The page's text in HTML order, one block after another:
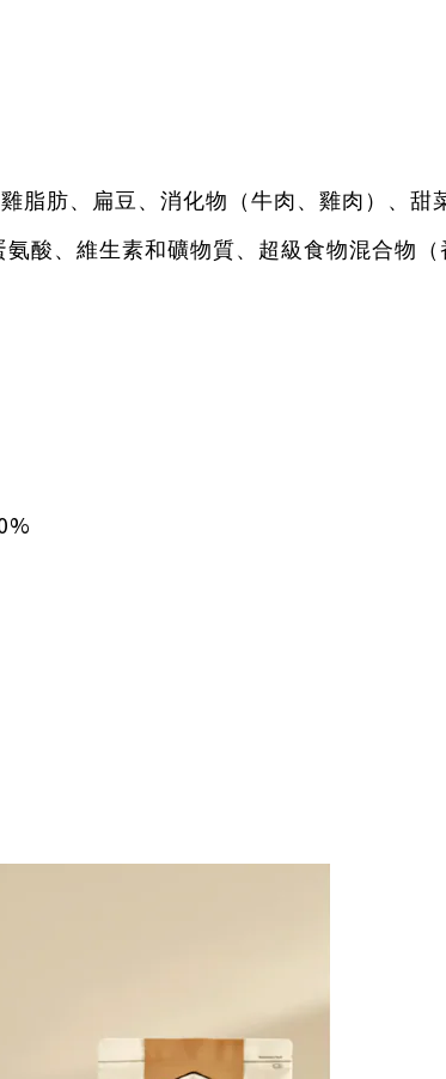
脂肪、扁豆、消化物（牛肉、雞肉）、
酸、維生素和礦物質、超級食物混合物